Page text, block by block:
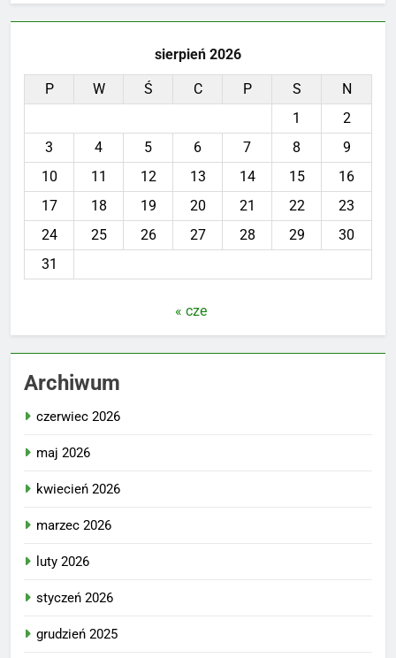
sierpień 2026
P W Ś C P S
N
1
2
3
4 5 6 7 8
9
10
11 12 13 14 15
16
17
18 19 20 21 22
23
24
25 26 27 28 29
30
31
« cze
Archiwum
czerwiec 2026
maj 2026
kwiecień 2026
marzec 2026
luty 2026
styczeń 2026
grudzień 2025